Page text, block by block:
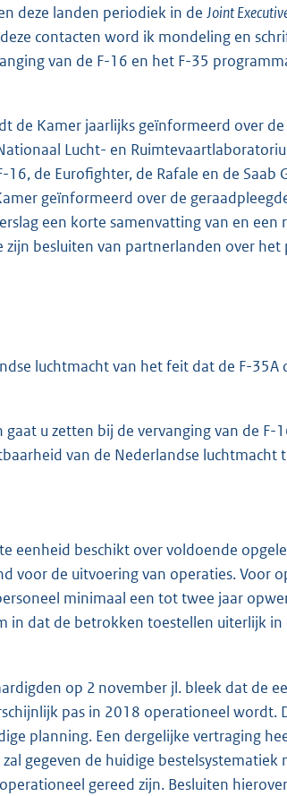
deze landen periodiek in de Joint
contacten word ik mondeling en
van de F-16 en het F-35
de Kamer jaarlijks geïnformeerd over
Lucht- en
16, de Eurofighter, de Rafale en de Saab
geïnformeerd over de
een korte samenvatting van en een
besluiten van partnerlanden over het
luchtmacht van het feit dat de F-35A
u zetten bij de vervanging van de F-
van de Nederlandse luchtmacht
eenheid beschikt over voldoende
voor de uitvoering van operaties. Voor
minimaal een tot twee jaar
in dat de betrokken toestellen uiterlijk in
op 2 november jl. bleek dat de
pas in 2018 operationeel wordt.
planning. Een dergelijke vertraging
gegeven de huidige
gereed zijn. Besluiten